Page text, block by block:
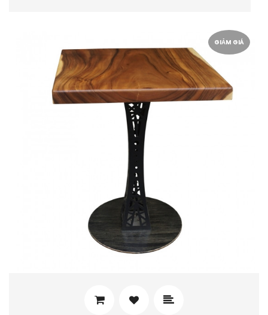
GIẢM GIÁ